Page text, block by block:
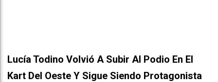
Lucía Todino Volvió A Subir Al Podio En El
Kart Del Oeste Y Sigue Siendo Protagonista